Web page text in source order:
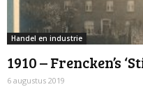
Handel en industrie
1910 – Frencken’s
6 augustus 2019